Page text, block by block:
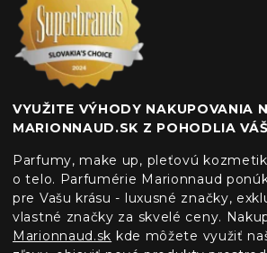
VYUŽITE VÝHODY NAKUPOVANIA
MARIONNAUD.SK Z POHODLIA
Parfumy, make up, pleťovú
o telo. Parfumérie Marionnaud
pre Vašu krásu - luxusné značky,
vlastné značky za skvelé ceny.
Marionnaud.sk kde môžete využiť